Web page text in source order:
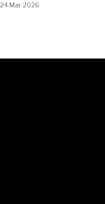
24 Mar 2026